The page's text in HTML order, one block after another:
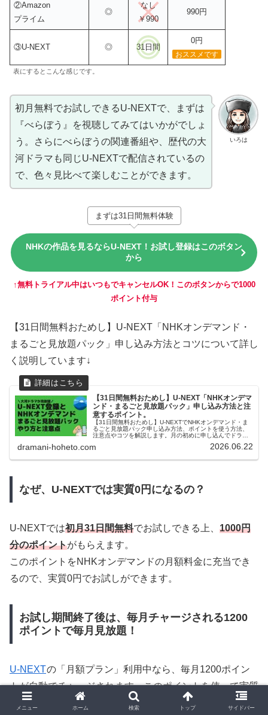
②Amazon
プライム
◎
なし
￥990
990円
③U-NEXT ◎ 31日間
0円
おススメです
表にするとこんな感じです。
いろは
初月無料でお試しできるU-NEXTで、まずは
『べらぼう』を視聴してみてはいかがでしょ
う。さらにべらぼうの関連番組や、歴代の大
河ドラマも同じU-NEXTで配信されているの
で、色々見比べて楽しむことができます。
まずは31日間無料体験
NHKの作品を見るならU-NEXT！お試し登録はこのボタン
から
↑無料トライアル中はいつもでキャンセルOK！このボタンからで1000
ポイント付与
【31日間無料おためし】U-NEXT「NHKオンデマンド・
まるごと見放題パック」申し込み方法とコツについて詳し
く説明しています↓
【31日間無料おためし】U-NEXT「NHKオンデマ
ンド・まるごと見放題パック」申し込み方法と注
意するポイント。
【31日間無料おためし】U-NEXTでNHKオンデマンド・ま
るごと見放題パック申し込み方法、ポイントを使う方法、
注意点やコツを解説します。月の初めに申し込んでドラマ
の実体験をお届けします。
dramani-hoheto.com 2026.06.22
なぜ、U-NEXTでは実質0円になるの？
U-NEXTでは初月31日間無料でお試しできる上、 1000円
分のポイントがもらえます。
このポイントをNHKオンデマンドの月額料金に充当でき
るので、実質0円でお試しができます。
お試し期間終了後は、毎月チャージされる1200
ポイントで毎月見放題！
U-NEXTの「月額プラン」利用中なら、毎月1200ポイン
トが自動でチャージされます、このポイントを使って実質
0円で「NHKまるごと見放題パック」の自動継続ができま
メニュー ホーム 検索 トップ サイドバー